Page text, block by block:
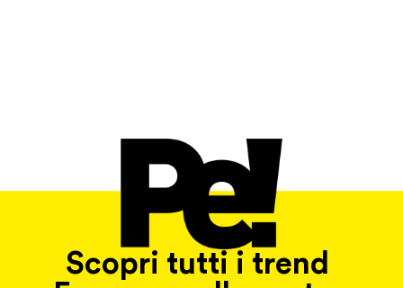
Scopri tutti i trend